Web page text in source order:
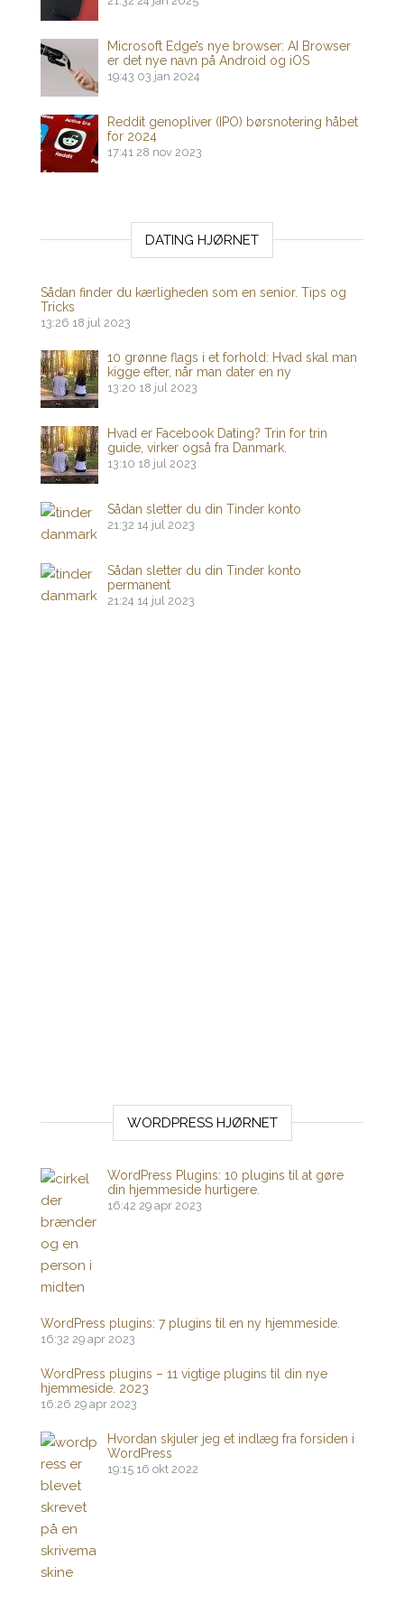
Microsoft Edge’s nye browser: AI Browser
er det nye navn på Android og iOS
19:43 03 jan 2024
Reddit genopliver (IPO) børsnotering håbet
for 2024
17:41 28 nov 2023
DATING HJØRNET
Sådan finder du kærligheden som en senior. Tips og
Tricks
13:26 18 jul 2023
10 grønne flags i et forhold: Hvad skal man
kigge efter, når man dater en ny
13:20 18 jul 2023
Hvad er Facebook Dating? Trin for trin
guide, virker også fra Danmark.
13:10 18 jul 2023
Sådan sletter du din Tinder konto
21:32 14 jul 2023
Sådan sletter du din Tinder konto
permanent
21:24 14 jul 2023
WORDPRESS HJØRNET
WordPress Plugins: 10 plugins til at gøre
din hjemmeside hurtigere.
16:42 29 apr 2023
WordPress plugins: 7 plugins til en ny hjemmeside.
16:32 29 apr 2023
WordPress plugins – 11 vigtige plugins til din nye
hjemmeside. 2023
16:26 29 apr 2023
Hvordan skjuler jeg et indlæg fra forsiden i
WordPress
19:15 16 okt 2022